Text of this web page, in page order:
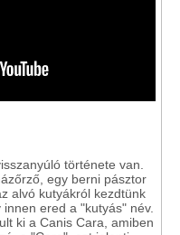
története van.
egy berni pásztor
alvó kutyákról kezdtünk
ered a "kutyás" név.
ki a Canis Cara, amiben